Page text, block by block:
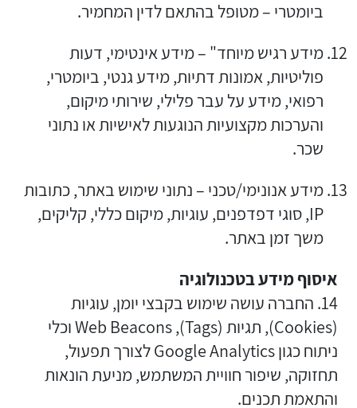
ביומטרי – מטופל בהתאם לדין המחמיר.
מידע רגיש מיוחד" – מידע אינטימי, דעות
פוליטיות, אמונות דתיות, מידע גנטי, ביומטרי,
רפואי, מידע על עבר פלילי, שירותי מיקום,
והערכות מקצועיות הנוגעות לאישיות או נתוני
שכר.
מידע אנונימי/טכני – נתוני שימוש באתר, כתובות
IP, סוגי דפדפנים, עוגיות, מיקום כללי, קליקים,
משך זמן באתר.
איסוף מידע בטכנולוגיה
14. החברה עושה שימוש בקבצי יומן, עוגיות
(Cookies), תגיות (Tags), Web Beacons וכלי
ניתוח כגון Google Analytics לצורך תפעול,
תחזוקה, שיפור חוויית המשתמש, מניעת הונאות
והתאמת תכנים.